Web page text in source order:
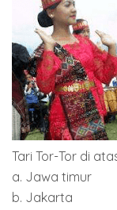
Tari Tor-Tor di
a. Jawa timur
b. Jakarta